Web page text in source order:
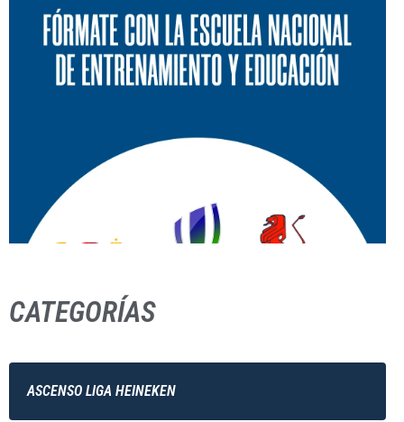
CATEGORÍAS
ASCENSO LIGA HEINEKEN